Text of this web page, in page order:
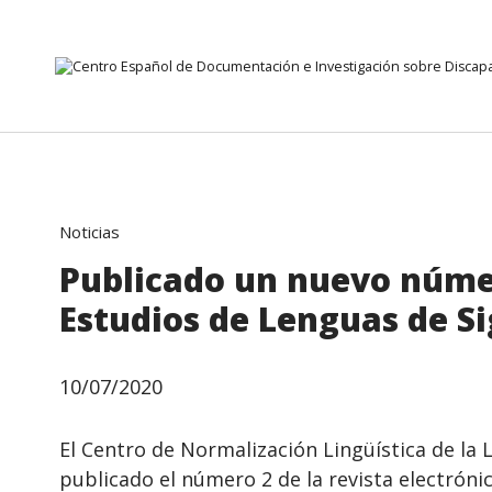
Noticias
Publicado un nuevo
Estudios de Lenguas de
10/07/2020
El Centro de Normalización Lingüística de la
publicado el número 2 de la revista